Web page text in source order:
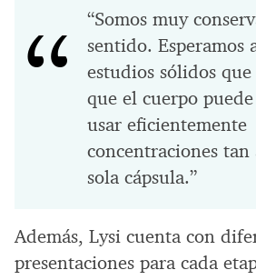
“Somos muy
sentido. Esperamos
estudios sólidos
que el cuerpo
usar eficientemente
concentraciones
sola cápsula.”
Además, Lysi cuenta con
presentaciones para cada